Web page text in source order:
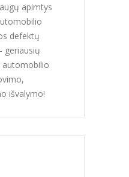
apimtys
defektų
geriausių
automobilio
išvalymo!